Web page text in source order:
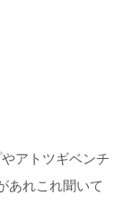
アトツギベンチ
あれこれ聞いて